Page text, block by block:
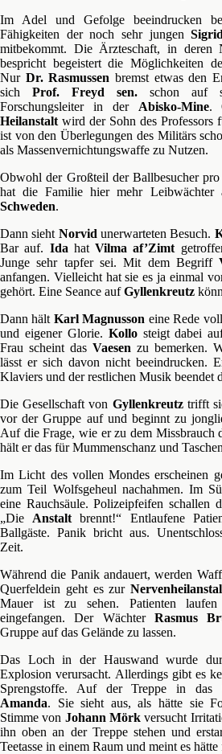
Im Adel und Gefolge beeindrucken
Fähigkeiten der noch sehr jungen
mitbekommt. Die Ärzteschaft, in deren
bespricht begeistert die Möglichkeiten
Nur Dr. Rasmussen bremst etwas den
sich Prof. Freyd sen. schon auf
Forschungsleiter in der Abisko-Mine.
Heilanstalt wird der Sohn des Professors
ist von den Überlegungen des Militärs
als Massenvernichtungswaffe zu Nutzen.
Obwohl der Großteil der Ballbesucher pro
hat die Familie hier mehr Leibwächter
Schweden.
Dann sieht Norvid unerwarteten Besuch.
Bar auf. Ida hatVilma af’Zimt
Junge sehr tapfer sei. Mit dem Begriff
anfangen. Vielleicht hat sie es ja einmal
gehört. Eine Seance aufGyllenkreutz
Dann hält Karl Magnusson eine Rede
und eigener Glorie. Kollosteigt dabei
Frau scheint das Vaesen zu bemerken.
lässt er sich davon nicht beeindrucken.
Klaviers und der restlichen Musik beendet
Die Gesellschaft von Gyllenkreutztrifft
vor der Gruppe auf und beginnt zu
Auf die Frage, wie er zu dem
hält er das für Mummenschanz und
Im Licht des vollen Mondes erscheinen
zum Teil Wolfsgeheul nachahmen. Im
eine Rauchsäule. Polizeipfeifen schallen
„Die Anstalt brennt!“ Entlaufene
Ballgäste. Panik bricht aus.
Zeit.
Während die Panik andauert, werden
Querfeldein geht es zur
Mauer ist zu sehen. Patienten
eingefangen. Der Wächter Rasmus
Gruppe auf das Gelände zu lassen.
Das Loch in der Hauswand wurde
Explosion verursacht. Allerdings gibt es
Sprengstoffe. Auf der Treppe in das
Amanda. Sie sieht aus, als hätte sie
Stimme von Johann Mörk versucht
ihn oben an der Treppe stehen und
Teetasse in einem Raum und meint es